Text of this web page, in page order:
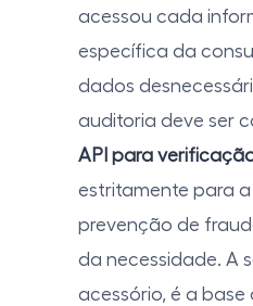
acessou cada
específica da
dados
auditoria deve ser
API para
estritamente para
prevenção de
da necessidade. A
acessório, é a